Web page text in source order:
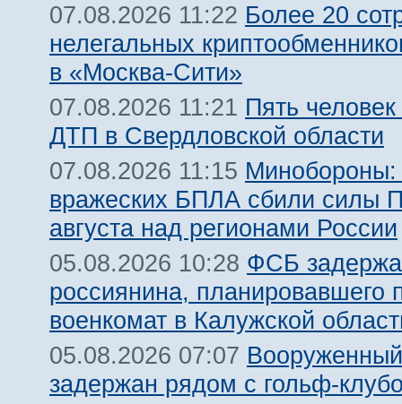
07.08.2026 11:22 Более 20
нелегальных
в «Москва-Сити»
07.08.2026 11:21 Пять
ДТП в Свердловской области
07.08.2026 11:15 Минобороны:
вражеских БПЛА сбили силы
августа над регионами России
05.08.2026 10:28 ФСБ
россиянина, планировавшего
военкомат в Калужской
05.08.2026 07:07
задержан рядом с гольф-